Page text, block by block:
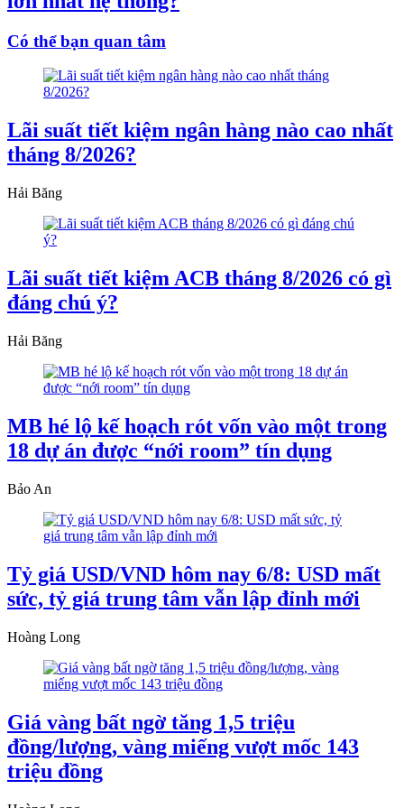
Có thể bạn quan tâm
Lãi suất tiết kiệm ngân hàng nào cao nhất
tháng 8/2026?
Hải Băng
Lãi suất tiết kiệm ACB tháng 8/2026 có gì
đáng chú ý?
Hải Băng
MB hé lộ kế hoạch rót vốn vào một trong
18 dự án được “nới room” tín dụng
Bảo An
Tỷ giá USD/VND hôm nay 6/8: USD mất
sức, tỷ giá trung tâm vẫn lập đỉnh mới
Hoàng Long
Giá vàng bất ngờ tăng 1,5 triệu
đồng/lượng, vàng miếng vượt mốc 143
triệu đồng